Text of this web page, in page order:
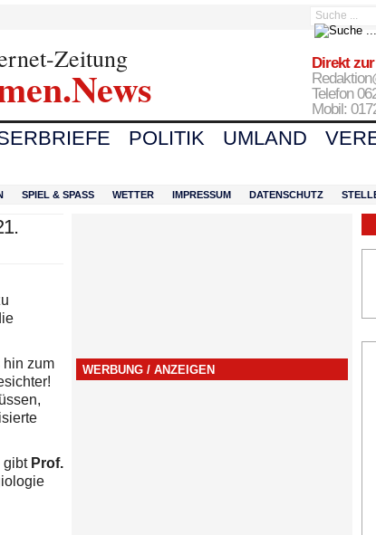
Zeitung
Direkt
Telefon
Mobil:
POLITIK UMLAND
SPIEL & SPASS WETTER IMPRESSUM DATENSCHUTZ
hin zum
gibtProf.
WERBUNG / ANZEIGEN